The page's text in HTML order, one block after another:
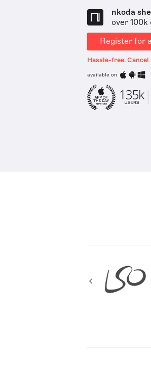
nkoda
over
Register for
Hassle-free. Cancel
available on